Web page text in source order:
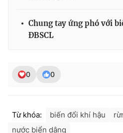
Cơ quan chủ quản:
cấp ngày 29/12/2023
Nguyễn Trọng Ninh
Tổng đài VTV:
Chung tay ứng phó với
ĐBSCL
0 0
Từ khóa: biến đổi khí hậu
nước biển dâng